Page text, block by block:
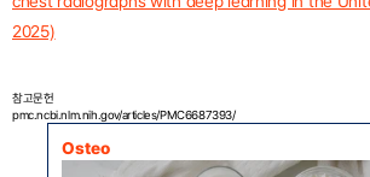
2025)
참고문헌
pmc.ncbi.nlm.nih.gov/articles/PMC6687393/
Osteo